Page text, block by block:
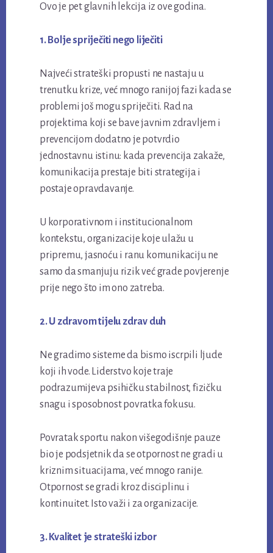
Ovo je pet glavnih lekcija iz ove godina.
1. Bolje spriječiti nego liječiti
Najveći strateški propusti ne nastaju u
trenutku krize, već mnogo ranijoj fazi kada se
problemi još mogu spriječiti. Rad na
projektima koji se bave javnim zdravljem i
prevencijom dodatno je potvrdio
jednostavnu istinu: kada prevencija zakaže,
komunikacija prestaje biti strategija i
postaje opravdavanje.
U korporativnom i institucionalnom
kontekstu, organizacije koje ulažu u
pripremu, jasnoću i ranu komunikaciju ne
samo da smanjuju rizik već grade povjerenje
prije nego što im ono zatreba.
2. U zdravom tijelu zdrav duh
Ne gradimo sisteme da bismo iscrpili ljude
koji ih vode. Liderstvo koje traje
podrazumijeva psihičku stabilnost, fizičku
snagu i sposobnost povratka fokusu.
Povratak sportu nakon višegodišnje pauze
bio je podsjetnik da se otpornost ne gradi u
kriznim situacijama, već mnogo ranije.
Otpornost se gradi kroz disciplinu i
kontinuitet. Isto važi i za organizacije.
3. Kvalitet je strateški izbor